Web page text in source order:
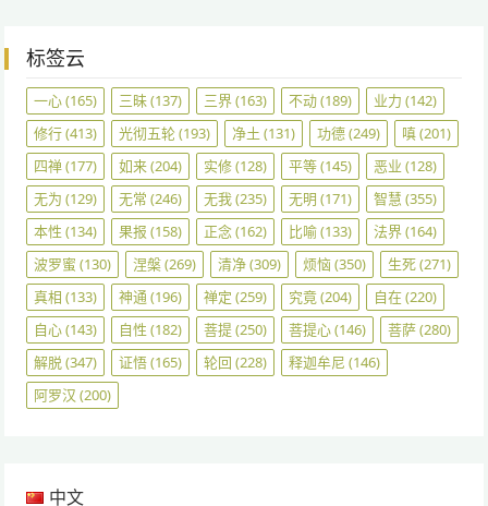
标签云
一心(165) 三昧(137) 三界(163) 不动(189) 业力 (142)
修行(413) 光彻五轮(193) 净土 (131) 功德(249) 嗔(201)
四禅(177) 如来(204) 实修(128) 平等(145) 恶业 (128)
无为 (129) 无常 (246) 无我(235) 无明 (171) 智慧 (355)
本性 (134) 果报 (158) 正念(162) 比喻(133) 法界(164)
波罗蜜 (130) 涅槃(269) 清净(309) 烦恼(350) 生死(271)
真相 (133) 神通 (196) 禅定 (259) 究竟(204) 自在(220)
自心(143) 自性 (182) 菩提(250) 菩提心(146) 菩萨(280)
解脱(347) 证悟(165) 轮回 (228) 释迦牟尼 (146)
阿罗汉 (200)
中文